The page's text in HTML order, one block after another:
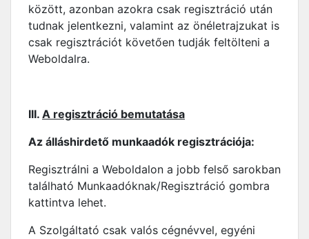
között, azonban azokra csak regisztráció után
tudnak jelentkezni, valamint az önéletrajzukat is
csak regisztrációt követően tudják feltölteni a
Weboldalra.
III. A regisztráció bemutatása
Az álláshirdető munkaadók regisztrációja:
Regisztrálni a Weboldalon a jobb felső sarokban
található Munkaadóknak/Regisztráció gombra
kattintva lehet.
A Szolgáltató csak valós cégnévvel, egyéni